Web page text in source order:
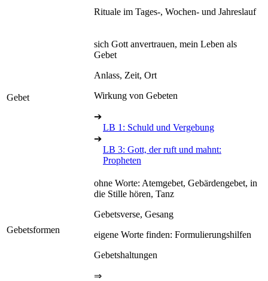
Rituale im Tages-, Wochen- und Jahreslauf
Gebet
sich Gott anvertrauen, mein Leben als
Gebet
Anlass, Zeit, Ort
Wirkung von Gebeten
➔
LB 1: Schuld und Vergebung
➔
LB 3: Gott, der ruft und mahnt:
Propheten
Gebetsformen
ohne Worte: Atemgebet, Gebärdengebet, in
die Stille hören, Tanz
Gebetsverse, Gesang
eigene Worte finden: Formulierungshilfen
Gebetshaltungen
⇒